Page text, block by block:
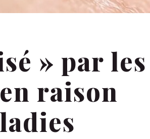
» par les
raison